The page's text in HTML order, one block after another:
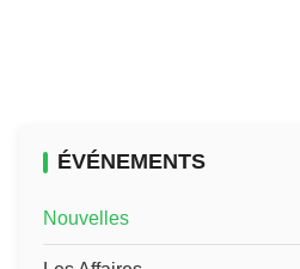
ÉVÉNEMENTS
Nouvelles